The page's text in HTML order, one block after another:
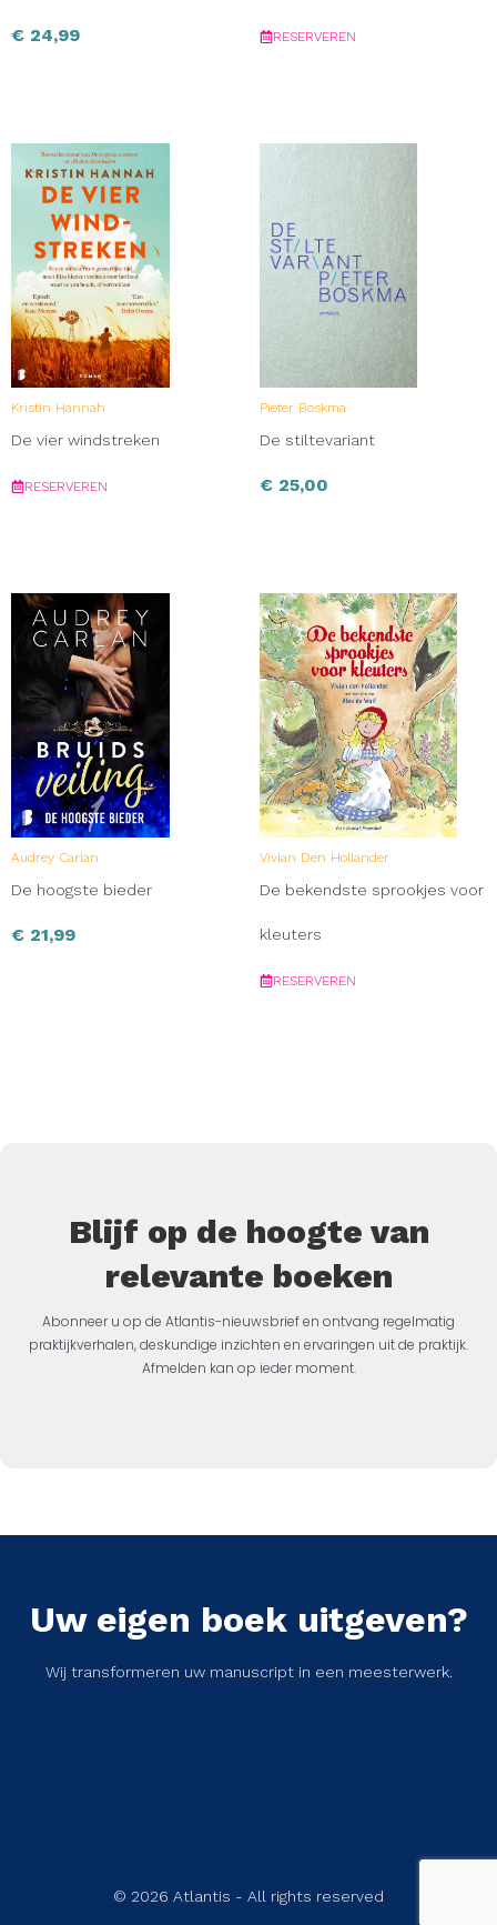
€ 24,99 RESERVEREN
Kristin Hannah
De vier windstreken
RESERVEREN
Pieter Boskma
De stiltevariant
€ 25,00
Audrey Carlan
De hoogste bieder
€ 21,99
Vivian Den Hollander
De bekendste sprookjes voor
kleuters
RESERVEREN
Blijf op de hoogte van
relevante boeken
Abonneer u op de Atlantis-nieuwsbrief en ontvang regelmatig
praktijkverhalen, deskundige inzichten en ervaringen uit de praktijk.
Afmelden kan op ieder moment.
Uw eigen boek uitgeven?
Wij transformeren uw manuscript in een meesterwerk.
© 2026 Atlantis - All rights reserved